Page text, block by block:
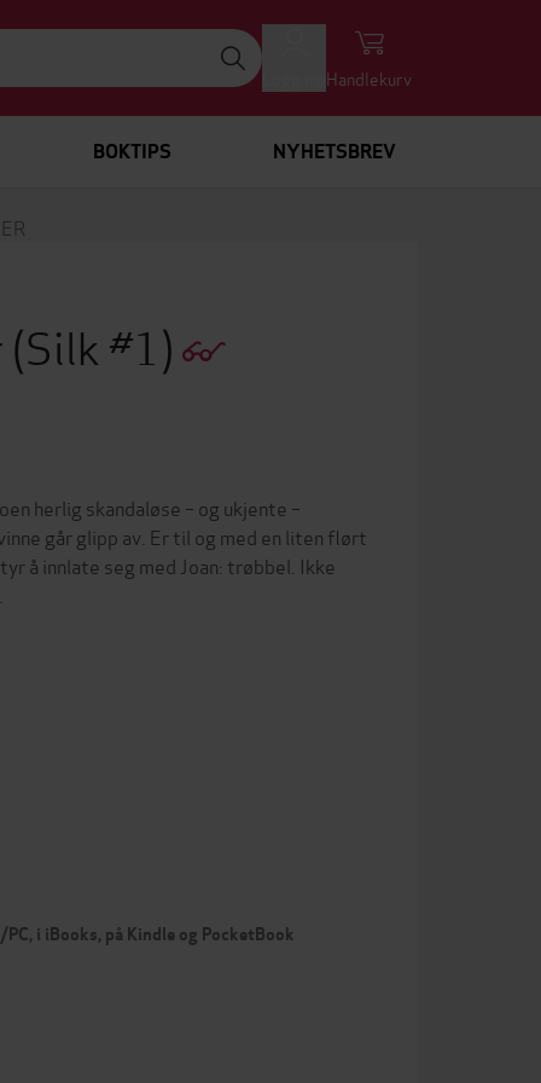
Handlekurv
BOKTIPS NYHETSBREV
(Silk #1)
herlig skandaløse – og ukjente –
går glipp av. Er til og med en liten flørt
å innlate seg med Joan: trøbbel. Ikke
i iBooks, på Kindle og PocketBook